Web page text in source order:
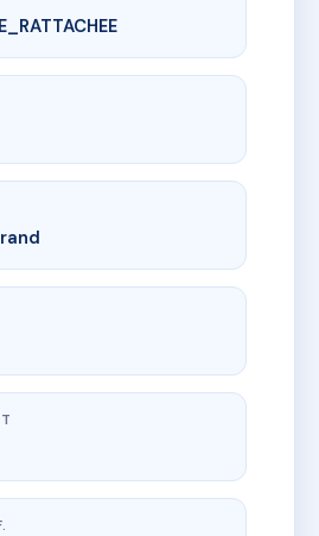
AA0515817
Clermont-Ferrand